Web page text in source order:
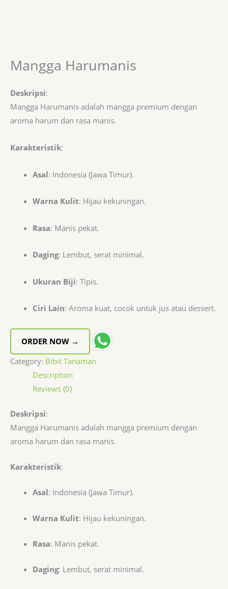
Mangga Harumanis
Deskripsi:
Mangga Harumanis adalah mangga premium dengan
aroma harum dan rasa manis.
Karakteristik:
Asal: Indonesia (Jawa Timur).
Warna Kulit: Hijau kekuningan.
Rasa: Manis pekat.
Daging: Lembut, serat minimal.
Ukuran Biji: Tipis.
Ciri Lain: Aroma kuat, cocok untuk jus atau dessert.
ORDER NOW →
Category: Bibit Tanaman
Description
Reviews (0)
Deskripsi:
Mangga Harumanis adalah mangga premium dengan
aroma harum dan rasa manis.
Karakteristik:
Asal: Indonesia (Jawa Timur).
Warna Kulit: Hijau kekuningan.
Rasa: Manis pekat.
Daging: Lembut, serat minimal.